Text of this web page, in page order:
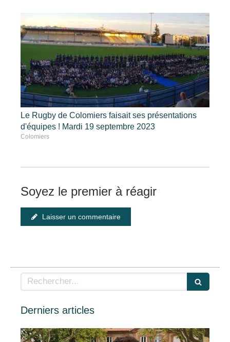
Le Rugby de Colomiers faisait ses présentations
d'équipes ! Mardi 19 septembre 2023
Colomiers
Soyez le premier à réagir
Laisser un commentaire
Rechercher
Derniers articles